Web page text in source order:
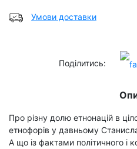
Умови доставки
Поділитись:
Про різну долю етнонацій в
етнофорів у давньому
А що із фактами політичного і